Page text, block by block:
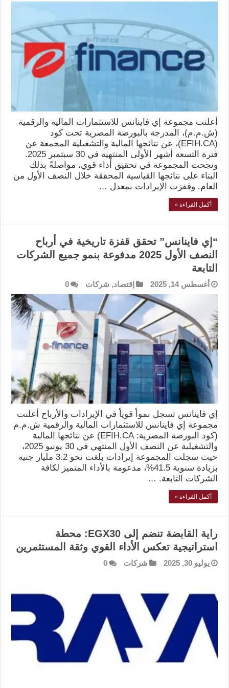
أعلنت مجموعة إي فاينانس للاستثمارات المالية والرقمية
(ش.م.م)، المدرجة بالبورصة المصرية تحت كود
(EFIH.CA)، عن نتائجها المالية والتشغيلية المجمعة عن
فترة التسعة أشهر الأولى المنتهية في 30 سبتمبر 2025.
ونجحت المجموعة في تحقيق أداء قوي، مواصلةً بذلك
البناء على نتائجها القياسية المحققة خلال النصف الأول من
العام. وقفزت الإيرادات بمعدل …
أكمل القراءة »
“إي فاينانس” تحقق قفزة تاريخية في أرباح
النصف الأول 2025 مدفوعة بنمو جميع الشركات
التابعة
أغسطس 14, 2025 إقتصاد, شركات 0
إي فاينانس تسجل نمواً قوياً في الإيرادات والأرباح أعلنت
مجموعة إي فاينانس للاستثمارات المالية والرقمية ش.م.م
(كود البورصة المصرية: EFIH.CA) عن نتائجها المالية
والتشغيلية عن النصف الأول المنتهي في 30 يونيو 2025،
حيث سجلت المجموعة إيرادات بلغت نحو 3.2 مليار جنيه
بزيادة سنوية 41.5%، مدعومة بالأداء المتميز لكافة
الشركات التابعة. …
أكمل القراءة »
راية القابضة تنضم إلى EGX30: محطة
استراتيجية تعكس الأداء القوي وثقة المستثمرين
يوليو 30, 2025 شركات 0